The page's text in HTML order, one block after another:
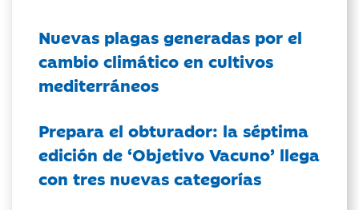
Nuevas plagas generadas por el
cambio climático en cultivos
mediterráneos
Prepara el obturador: la séptima
edición de ‘Objetivo Vacuno’ llega
con tres nuevas categorías